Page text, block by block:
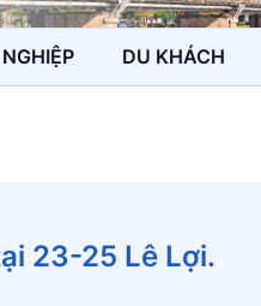
DU KHÁCH
23-25 Lê Lợi.